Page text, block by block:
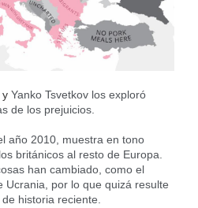
y Yanko Tsvetkov los exploró
de los prejuicios.
año 2010, muestra en tono
británicos al resto de Europa.
han cambiado, como el
Ucrania, por lo que quizá resulte
historia reciente.